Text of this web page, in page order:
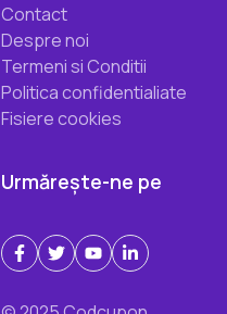
Contact
Despre noi
Termeni si Conditii
Politica confidentialiate
Fisiere cookies
Urmărește-ne pe